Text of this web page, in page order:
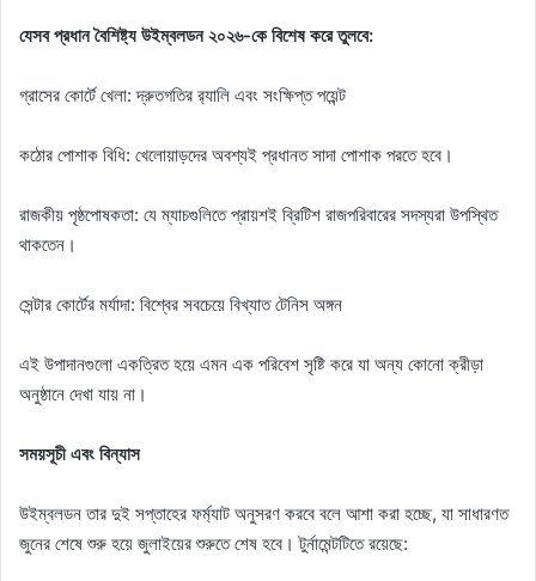
যেসব প্রধান বৈশিষ্ট্য উইম্বলডন ২০২৬-কে বিশেষ করে তুলবে:
গ্রাসের কোর্টে খেলা: দ্রুতগতির র‍্যালি এবং সংক্ষিপ্ত পয়েন্ট
কঠোর পোশাক বিধি: খেলোয়াড়দের অবশ্যই প্রধানত সাদা পোশাক পরতে হবে।
রাজকীয় পৃষ্ঠপোষকতা: যে ম্যাচগুলিতে প্রায়শই ব্রিটিশ রাজপরিবারের সদস্যরা উপস্থিত
থাকতেন।
সেন্টার কোর্টের মর্যাদা: বিশ্বের সবচেয়ে বিখ্যাত টেনিস অঙ্গন
এই উপাদানগুলো একত্রিত হয়ে এমন এক পরিবেশ সৃষ্টি করে যা অন্য কোনো ক্রীড়া
অনুষ্ঠানে দেখা যায় না।
সময়সূচী এবং বিন্যাস
উইম্বলডন তার দুই সপ্তাহের ফর্ম্যাট অনুসরণ করবে বলে আশা করা হচ্ছে, যা সাধারণত
জুনের শেষে শুরু হয়ে জুলাইয়ের শুরুতে শেষ হবে। টুর্নামেন্টটিতে রয়েছে: